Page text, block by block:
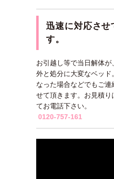
迅速に対応させ
す。
お引越し等で当日解体
外と処分に大変なベッド
なった場合などでもご連
せて頂きます。お見積り
てお電話下さい。
0120-757-161